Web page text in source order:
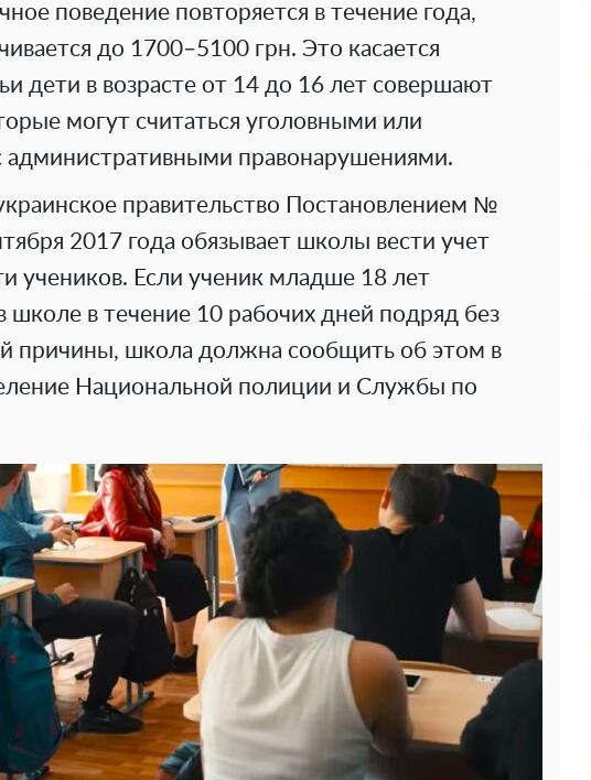
поведение повторяется в течение года,
до 1700–5100 грн. Это касается
дети в возрасте от 14 до 16 лет совершают
могут считаться уголовными или
административными правонарушениями.
правительство Постановлением №
2017 года обязывает школы вести учет
учеников. Если ученик младше 18 лет
школе в течение 10 рабочих дней подряд без
причины, школа должна сообщить об этом в
Национальной полиции и Службы по